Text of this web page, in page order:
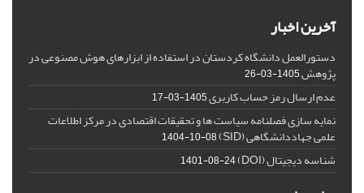
آخرین اخبار
دستورالعمل دانشگاه کردستان در استفاده از ابزارهای هوش مصنوعی در
پژوهش1405-03-26
عدم ارسال رمز حساب کاربری1405-03-17
نمایه سازی فصلنامه سیاست ها و تحقیقات اقتصادی در مرکز اطلاعات
علمی جهاددانشگاهی (SID) 1404-10-08
شناسه دیجیتال (DOI) 1401-08-24